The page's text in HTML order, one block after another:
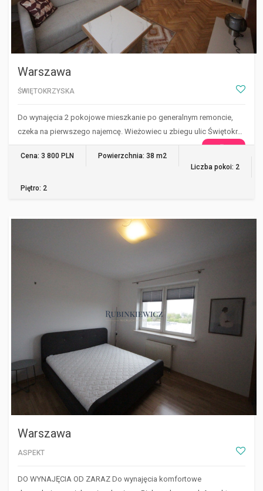
Warszawa
ŚWIĘTOKRZYSKA
Do wynajęcia 2 pokojowe mieszkanie po generalnym remoncie,
czeka na pierwszego najemcę. Wieżowiec u zbiegu ulic Świętokr…
WIĘCEJ
Cena: 3 800 PLN
Powierzchnia: 38 m2
Liczba pokoi: 2
Piętro: 2
Warszawa
ASPEKT
DO WYNAJĘCIA OD ZARAZ Do wynajęcia komfortowe